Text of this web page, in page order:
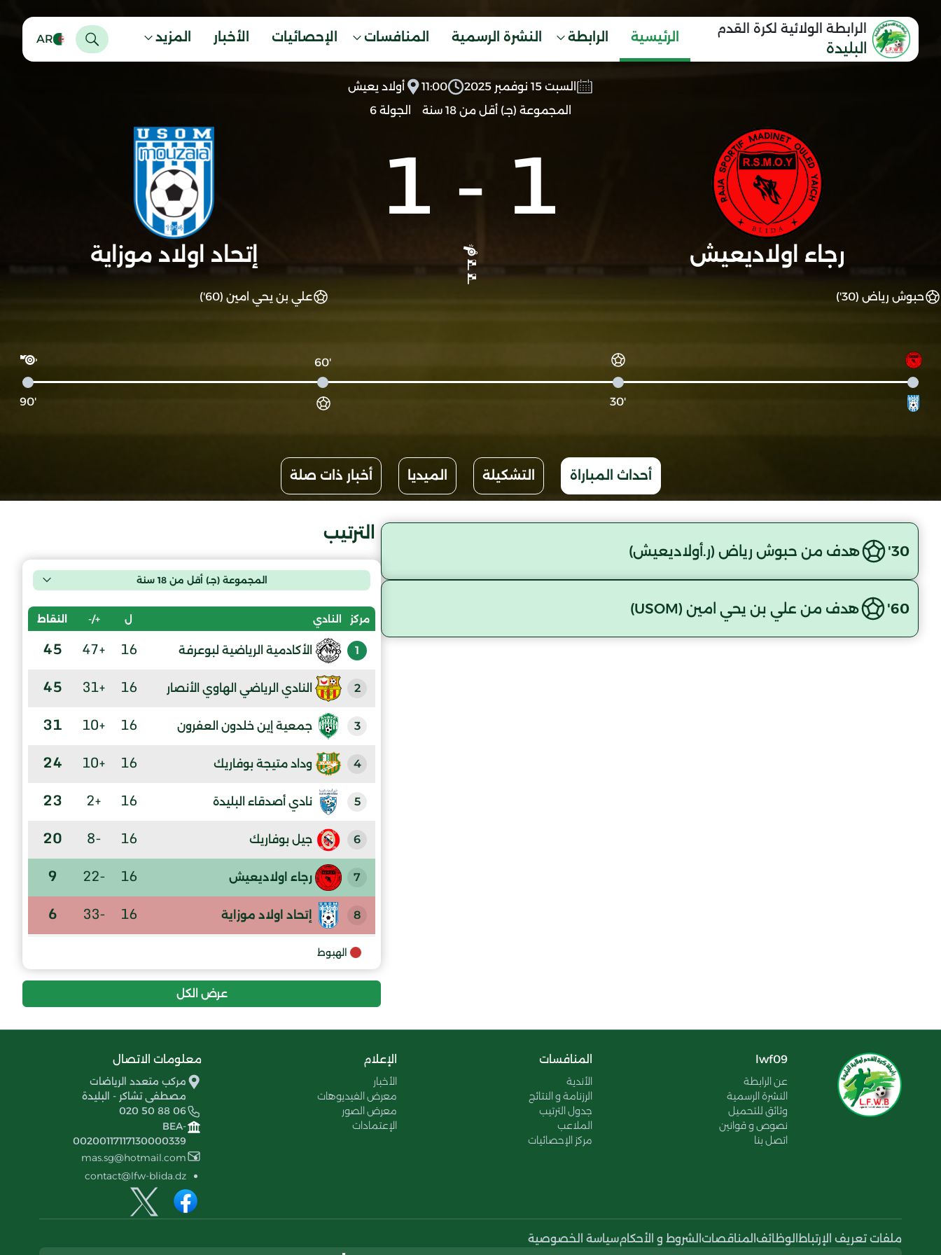
الرابطة الولائية لكرة القدم
البليدة
الرئيسية الرابطة النشرة الرسمية المنافسات الإحصائيات الأخبار المزيد AR
السبت 15 نوفمبر 2025 11:00
أولاد يعيش
المجموعة (جـ) أقل من 18 سنة
الجولة 6
رجاء اولاديعيش
1
-
1
إتحاد اولاد موزاية
حبوش رياض (30') علي بن يحي امين (60')
'30
'60
'90
أحداث المباراة التشكيلة الميديا أخبار ذات صلة
30' هدف من حبوش رياض (ر.أولاديعيش)
60' هدف من علي بن يحي امين (USOM)
الترتيب
المجموعة (جـ) أقل من 18 سنة
مركز النادي ل +/- النقاط
1 الأكادمية الرياضية لبوعرفة 16
+47
45
2 النادي الرياضي الهاوي الأنصار 16
+31
45
3 جمعية إين خلدون العفرون 16
+10
31
4 وداد متيجة بوفاريك 16
+10
24
5 نادي أصدقاء البليدة 16
+2
23
6 جيل بوفاريك 16
-8
20
7 رجاء اولاديعيش 16
-22
9
8 إتحاد اولاد موزاية 16
-33
6
9 الهبوط
عرض الكل
lwf09
عن الرابطة
النشرة الرسمية
وثائق للتحميل
نصوص و قوانين
اتصل بنا
المنافسات
الأندية
الرزنامة و النتائج
جدول الترتيب
الملاعب
مركز الإحصائيات
الإعلام
الأخبار
معرض الفيديوهات
معرض الصور
الإعتمادات
معلومات الاتصال
مركب متعدد الرياضات
مصطفى تشاكر - البليدة
020 50 88 06
BEA-
00200117117130000339
mas.sg@hotmail.com
contact@lfw-blida.dz
ملفات تعريف الإرتباط الوظائف المناقصات الشروط و الأحكامسياسة الخصوصية